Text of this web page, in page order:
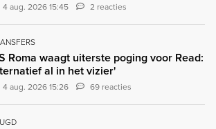
4 aug. 2026 15:45 2 reacties
Roma waagt uiterste poging voor Read:
al in het vizier'
4 aug. 2026 15:26 69 reacties